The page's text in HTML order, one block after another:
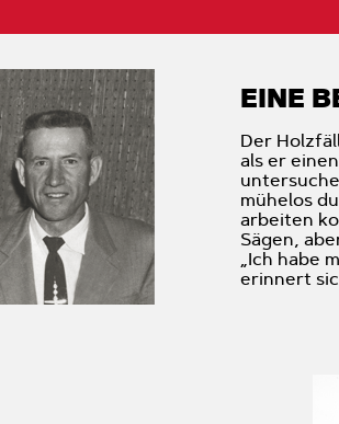
EINE
Der
als er
mühelos
arbeiten
Sägen,
„Ich habe
erinnert